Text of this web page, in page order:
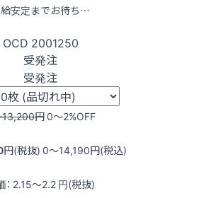
安定までお待ち…
OCD 2001250
受発注
受発注
円0〜2%OFF
円(税抜) 0〜14,190円(税込)
2.15〜2.2 円(税抜)